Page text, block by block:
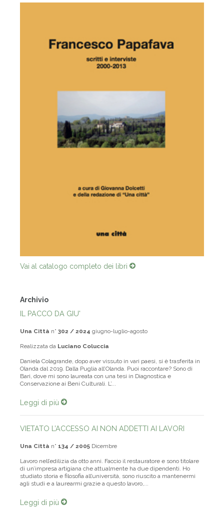
Vai al catalogo completo dei libri
Archivio
IL PACCO DA GIU'
302 / 2024 giugno-luglio-agosto
Daniela Colagrande, dopo aver vissuto in vari paesi, si è trasferita in
Olanda dal 2019. Dalla Puglia all’Olanda. Puoi raccontare? Sono di
Bari, dove mi sono laureata con una tesi in Diagnostica e
Leggi di più
VIETATO L’ACCESSO AI NON ADDETTI AI LAVORI
134 / 2005
Lavoro nell’edilizia da otto anni. Faccio il restauratore e sono titolare
di un’impresa artigiana che attualmente ha due dipendenti. Ho
studiato storia e filosofia all’università, sono riuscito a mantenermi
agli studi e a laurearmi grazie a questo lavoro,...
Leggi di più